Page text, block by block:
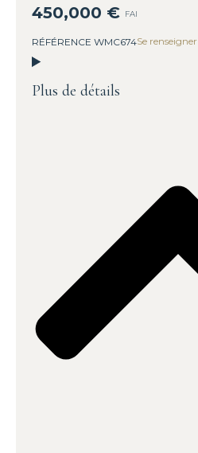
450,000 € FAI
RÉFÉRENCE WMC674Se renseigner
Plus de détails